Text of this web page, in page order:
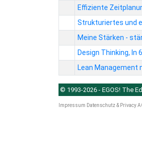
Effiziente
Strukturiertes und
Meine Stärken -
Design Thinking, In
Lean Management
© 1993-2026 - EGOS! The
Impressum Datenschutz & Privacy